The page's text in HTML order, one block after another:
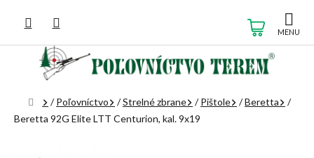
obsah
KOŠÍK
Domov
/ Poľovníctvo /Strelné zbrane / Pištole /Beretta
/
Beretta 92G Elite LTT Centurion, kal. 9x19